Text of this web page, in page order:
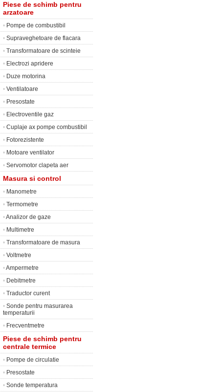
Piese de schimb pentru
arzatoare
• Pompe de combustibil
• Supraveghetoare de flacara
• Transformatoare de scinteie
• Electrozi apridere
• Duze motorina
• Ventilatoare
• Presostate
• Electroventile gaz
• Cuplaje ax pompe combustibil
• Fotorezistente
• Motoare ventilator
• Servomotor clapeta aer
Masura si control
• Manometre
• Termometre
•Analizor de gaze
• Multimetre
• Transformatoare de masura
• Voltmetre
•Ampermetre
• Debitmetre
• Traductor curent
• Sonde pentru masurarea
temperaturii
• Frecventmetre
Piese de schimb pentru
centrale termice
• Pompe de circulatie
• Presostate
• Sonde temperatura